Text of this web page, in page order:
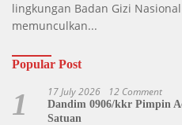
lingkungan Badan Gizi
memunculkan...
Popular Post
1 17 July 2026 12 Comment
Dandim 0906/kkr Pimpin
Satuan